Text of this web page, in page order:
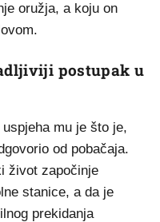
oružja, a koju on
postupak u
mu je što je,
od pobačaja.
život započinje
stanice, a da je
prekidanja